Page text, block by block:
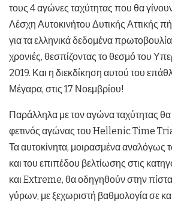
τους 4 αγώνες ταχύτητας που θα
Λέσχη Αυτοκινήτου Δυτικής Αττικής
για τα ελληνικά δεδομένα
χρονιές, θεσπίζοντας το θεσμό του
2019. Και η διεκδίκηση αυτού του
Μέγαρα, στις 17 Νοεμβρίου!
Παράλληλα με τον αγώνα ταχύτητας θα
φετινός αγώνας του Hellenic Time
Τα αυτοκίνητα, μοιρασμένα αναλόγως
και του επιπέδου βελτίωσης στις
και Extreme, θα οδηγηθούν στην
γύρων, με ξεχωριστή βαθμολογία σε